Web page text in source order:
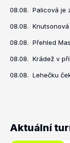
08.08. Palicová je
08.08.
08.08. Přehled
08.08. Krádež v
08.08. Lehečku
Aktuální